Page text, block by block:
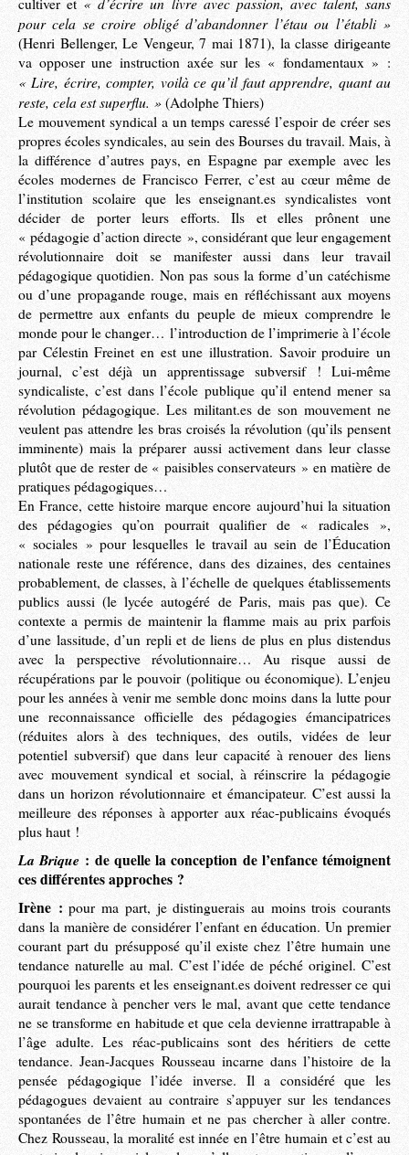
cultiver et
pour cela se croire obligé d’abandonner l’étau ou l’établi »
(Henri Bellenger, Le Vengeur, 7 mai 1871), la classe dirigeante
va opposer une instruction axée sur les « fondamentaux » :
« Lire, écrire, compter, voilà ce qu’il faut apprendre, quant au
reste, cela est superflu. »(Adolphe Thiers)
Le mouvement syndical a un temps caressé l’espoir de créer ses
propres écoles syndicales, au sein des Bourses du travail. Mais, à
la différence d’autres pays, en Espagne par exemple avec les
écoles modernes de Francisco Ferrer, c’est au cœur même de
l’institution scolaire que les enseignant.es syndicalistes vont
décider de porter leurs efforts. Ils et elles prônent une
« pédagogie d’action directe », considérant que leur engagement
révolutionnaire doit se manifester aussi dans leur travail
pédagogique quotidien. Non pas sous la forme d’un catéchisme
ou d’une propagande rouge, mais en réfléchissant aux moyens
de permettre aux enfants du peuple de mieux comprendre le
monde pour le changer… l’introduction de l’imprimerie à l’école
par Célestin Freinet en est une illustration. Savoir produire un
journal, c’est déjà un apprentissage subversif ! Lui-même
syndicaliste, c’est dans l’école publique qu’il entend mener sa
révolution pédagogique. Les militant.es de son mouvement ne
veulent pas attendre les bras croisés la révolution (qu’ils pensent
imminente) mais la préparer aussi activement dans leur classe
plutôt que de rester de « paisibles conservateurs » en matière de
pratiques pédagogiques…
En France, cette histoire marque encore aujourd’hui la situation
des pédagogies qu’on pourrait qualifier de « radicales »,
« sociales » pour lesquelles le travail au sein de l’Éducation
nationale reste une référence, dans des dizaines, des centaines
probablement, de classes, à l’échelle de quelques établissements
publics aussi (le lycée autogéré de Paris, mais pas que). Ce
contexte a permis de maintenir la flamme mais au prix parfois
d’une lassitude, d’un repli et de liens de plus en plus distendus
avec la perspective révolutionnaire… Au risque aussi de
récupérations par le pouvoir (politique ou économique). L’enjeu
pour les années à venir me semble donc moins dans la lutte pour
une reconnaissance officielle des pédagogies émancipatrices
(réduites alors à des techniques, des outils, vidées de leur
potentiel subversif) que dans leur capacité à renouer des liens
avec mouvement syndical et social, à réinscrire la pédagogie
dans un horizon révolutionnaire et émancipateur. C’est aussi la
meilleure des réponses à apporter aux réac-publicains évoqués
plus haut !
La Brique : de quelle la conception de l’enfance témoignent
ces différentes approches ?
Irène : pour ma part, je distinguerais au moins trois courants
dans la manière de considérer l’enfant en éducation. Un premier
courant part du présupposé qu’il existe chez l’être humain une
tendance naturelle au mal. C’est l’idée de péché originel. C’est
pourquoi les parents et les enseignant.es doivent redresser ce qui
aurait tendance à pencher vers le mal, avant que cette tendance
ne se transforme en habitude et que cela devienne irrattrapable à
l’âge adulte. Les réac-publicains sont des héritiers de cette
tendance. Jean-Jacques Rousseau incarne dans l’histoire de la
pensée pédagogique l’idée inverse. Il a considéré que les
pédagogues devaient au contraire s’appuyer sur les tendances
spontanées de l’être humain et ne pas chercher à aller contre.
Chez Rousseau, la moralité est innée en l’être humain et c’est au